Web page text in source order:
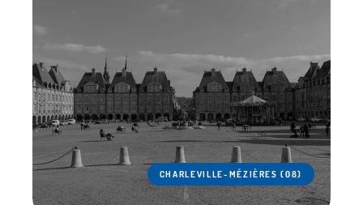
CHARLEVILLE-MÉZIÈRES (08)